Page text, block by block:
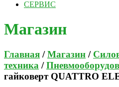
СЕРВИС
Магазин
Главная /Магазин /
техника /
гайковерт QUATTRO